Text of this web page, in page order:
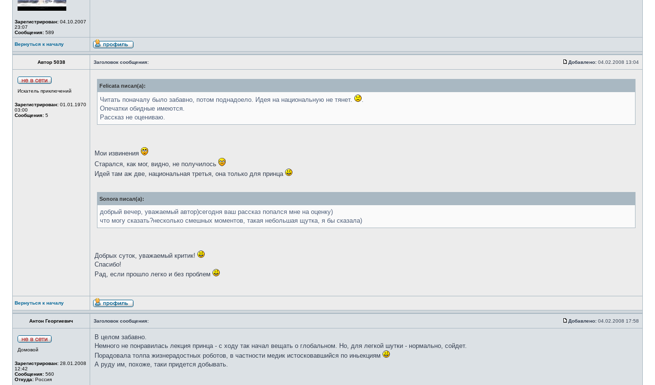
Зарегистрирован: 04.10.2007
23:07
Сообщения: 589
Вернуться к началу
Автор 5038 Заголовок сообщения: Добавлено: 04.02.2008 13:04
Искатель приключений
Зарегистрирован: 01.01.1970
03:00
Сообщения: 5
Felicata писал(а):
Читать поначалу было забавно, потом поднадоело. Идея на национальную не тянет.
.
Опечатки обидные имеются.
Рассказ не оцениваю.
Мои извинения
Старался, как мог, видно, не получилось
Идей там аж две, национальная третья, она только для принца
Sonora писал(а):
добрый вечер, уважаемый автор)сегодня ваш рассказ попался мне на оценку)
что могу сказать?несколько смешных моментов, такая небольшая щутка, я бы сказала)
Добрых суток, уважаемый критик!
Спасибо!
Рад, если прошло легко и без проблем
Вернуться к началу
Антон Георгиевич Заголовок сообщения: Добавлено: 04.02.2008 17:58
Домовой
Зарегистрирован: 28.01.2008
12:42
Сообщения: 560
Откуда: Россия
В целом забавно.
Немного не понравилась лекция принца - с ходу так начал вещать о глобальном. Но, для легкой шутки - нормально, сойдет.
Порадовала толпа жизнерадостных роботов, в частности медик истосковавшийся по иньекциям
А руду им, похоже, таки придется добывать.